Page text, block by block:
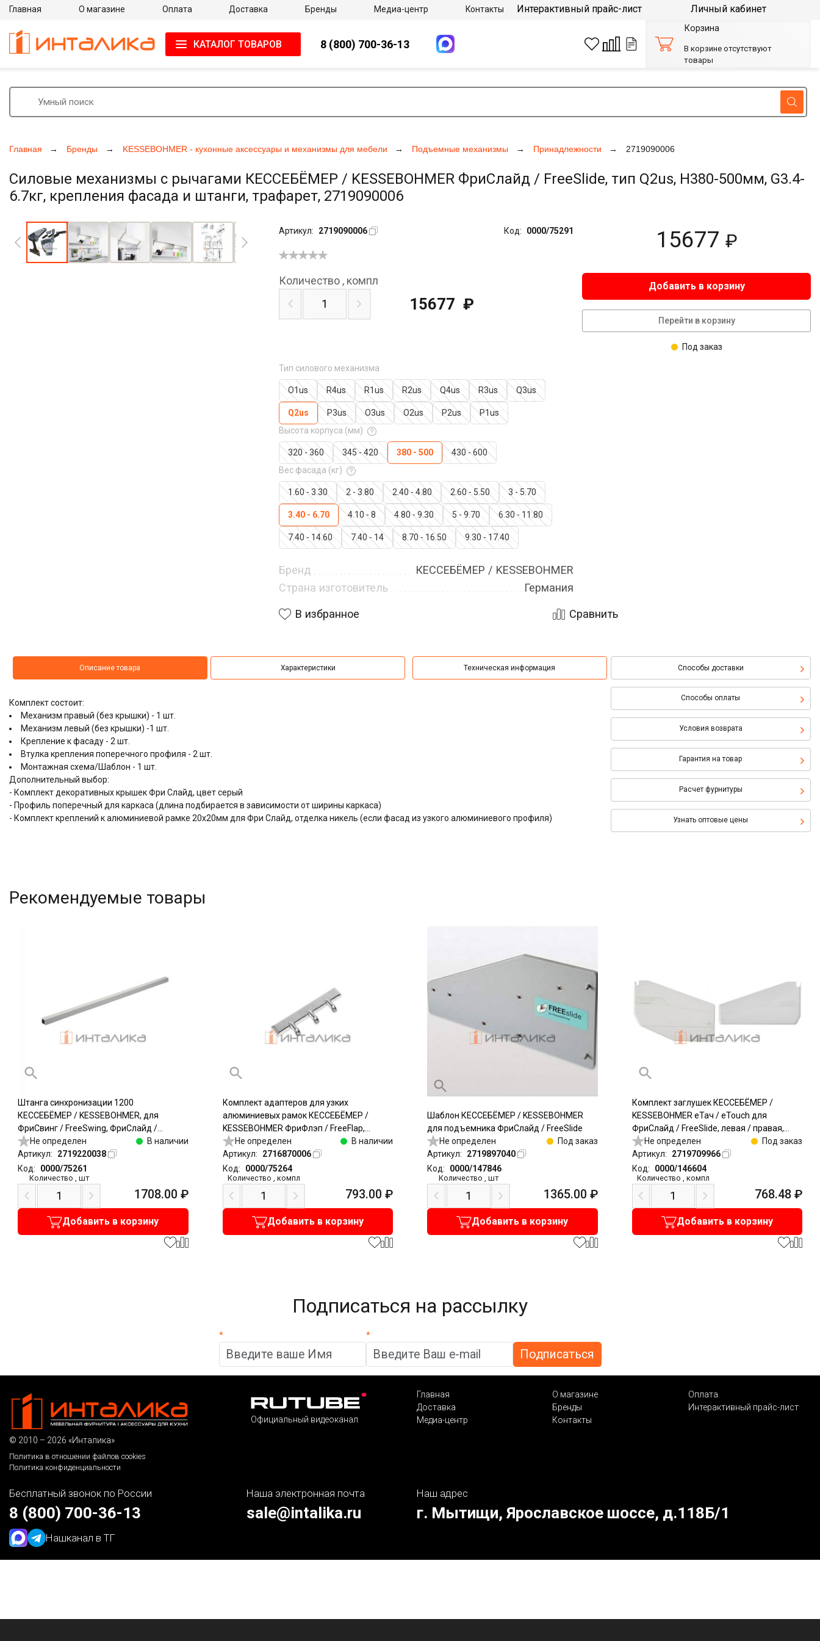
Главная Бренды KESSEBOHMER - кухонные аксессуары и механизмы для мебели Подъемные механизмы Принадлежности 2719090006
Силовые механизмы с рычагами КЕССЕБЁМЕР / KESSEBOHMER ФриСлайд / FreeSlide, тип Q2us, H380-500мм, G3.4-
6.7кг, крепления фасада и штанги, трафарет, 2719090006
Артикул: 2719090006 Код: 0000/75291 15677 ₽
Тип силового механизма
O1us R4us R1us R2us Q4us R3us Q3us
Q2us P3us O3us O2us P2us
P1us
Высота корпуса (мм)
320 - 360 345 - 420 380 - 500
430 - 600
Вес фасада (кг)
1.60 - 3.30 2 - 3.80 2.40 - 4.80 2.60 - 5.50 3 - 5.70
3.40 - 6.70 4.10 - 8 4.80 - 9.30 5 - 9.70 6.30 - 11.80
7.40 - 14.60 7.40 - 14 8.70 - 16.50 9.30 - 17.40
Бренд
КЕССЕБЁМЕР / KESSEBOHMER
Страна изготовитель
Германия
Количество , компл
15677 ₽
Добавить в корзину
Перейти в корзину
Под заказ
В избранное Сравнить
Описание товара Характеристики Техническая информация Способы доставки
Способы оплаты
Условия возврата
Гарантия на товар
Расчет фурнитуры
Узнать оптовые цены
Комплект состоит:
Механизм правый (без крышки) - 1 шт.
Механизм левый (без крышки) -1 шт.
Крепление к фасаду - 2 шт.
Втулка крепления поперечного профиля - 2 шт.
Монтажная схема/Шаблон - 1 шт.
Дополнительный выбор:
- Комплект декоративных крышек Фри Слайд, цвет серый
- Профиль поперечный для каркаса (длина подбирается в зависимости от ширины каркаса)
- Комплект креплений к алюминиевой рамке 20x20мм для Фри Слайд, отделка никель (если фасад из узкого алюминиевого профиля)
Рекомендуемые товары
Штанга синхронизации 1200
КЕССЕБЁМЕР / KESSEBOHMER, для
ФриСвинг / FreeSwing, ФриСлайд /
FreeSlide, алюминий
Не определен
В наличии
Артикул:
2719220038
Код:
0000/75261
Количество шт
1708.00 ₽
Добавить в корзину
Комплект адаптеров для узких
алюминиевых рамок КЕССЕБЁМЕР /
KESSEBOHMER ФриФлэп / FreeFlap,
ФриСвинг / FreeSwing, ФриСлайд /
FreeSlide, 20мм, никель
Не определен
В наличии
Артикул:
2716870006
Код:
0000/75264
Количество компл
793.00 ₽
Добавить в корзину
Шаблон КЕССЕБЁМЕР / KESSEBOHMER
для подъемника ФриСлайд / FreeSlide
Не определен
Под заказ
Артикул:
2719897040
Код:
0000/147846
Количество шт
1365.00 ₽
Добавить в корзину
Комплект заглушек КЕССЕБЁМЕР /
KESSEBOHMER еТач / eTouch для
ФриСлайд / FreeSlide, левая / правая,
белыйНе определен
Под заказ
Артикул:
2719709966
Код:
0000/146604
Количество компл
768.48 ₽
Добавить в корзину
Главная О магазине Оплата Доставка Бренды Медиа-центр Контакты Интерактивный прайс-лист Личный кабинет
КАТАЛОГ ТОВАРОВ 8 (800) 700-36-13
Корзина
В корзине отсутствуют
товары
Подписаться на рассылку
* *
© 2010 – 2026 «Инталика»
Политика в отношении файлов cookies
Политика конфиденциальности
Официальный видеоканал
Главная О магазине
Оплата
Доставка
Бренды
Интерактивный прайс-лист
Медиа-центр
Контакты
Бесплатный звонок по России
8 (800) 700-36-13
Нашканал в ТГ
Наша электронная почта
sale@intalika.ru
Наш адрес
г. Мытищи, Ярославское шоссе, д.118Б/1